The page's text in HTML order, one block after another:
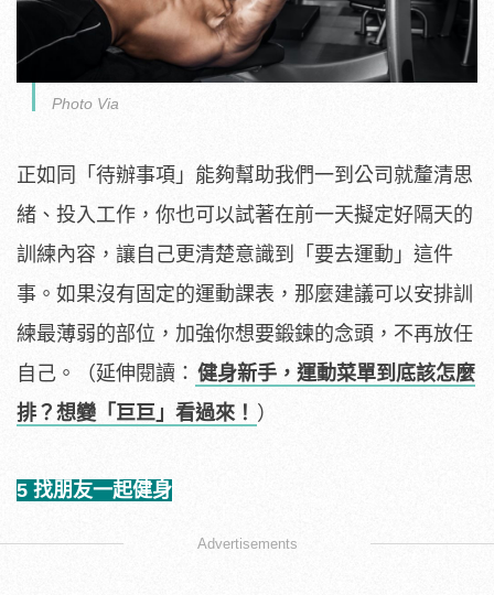
Photo Via
正如同「待辦事項」能夠幫助我們一到公司就釐清思
緒、投入工作，你也可以試著在前一天擬定好隔天的
訓練內容，讓自己更清楚意識到「要去運動」這件
事。如果沒有固定的運動課表，那麼建議可以安排訓
練最薄弱的部位，加強你想要鍛鍊的念頭，不再放任
自己。（延伸閱讀： 健身新手，運動菜單到底該怎麼
排？想變「巨巨」看過來！ ）
5 找朋友一起健身
Advertisements